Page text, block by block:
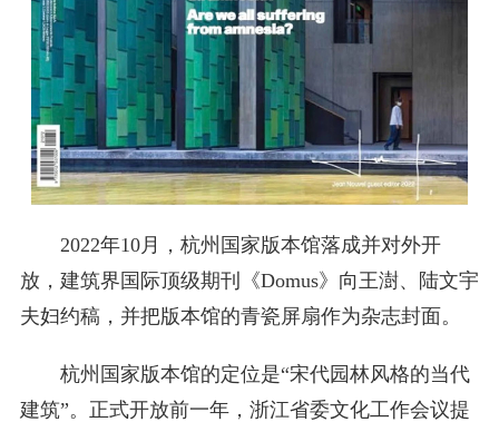
2022年10月，杭州国家版本馆落成并对外开
放，建筑界国际顶级期刊《Domus》向王澍、陆文宇
夫妇约稿，并把版本馆的青瓷屏扇作为杂志封面。
杭州国家版本馆的定位是“宋代园林风格的当代
建筑”。正式开放前一年，浙江省委文化工作会议提